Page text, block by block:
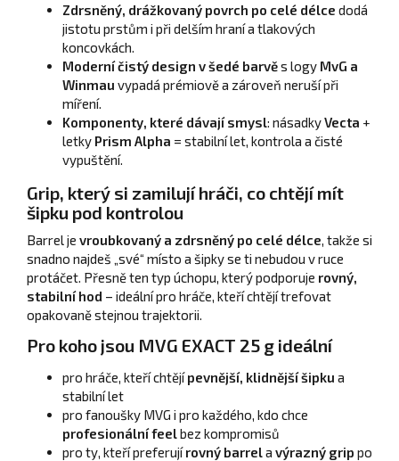
Zdrsněný, drážkovaný povrch po celé délce dodá
jistotu prstům i při delším hraní a tlakových
koncovkách.
Moderní čistý design v šedé barvěs logy MvG a
Winmau vypadá prémiově a zároveň neruší při
míření.
Komponenty, které dávají smysl: násadkyVecta +
letky Prism Alpha = stabilní let, kontrola a čisté
vypuštění.
Grip, který si zamilují hráči, co chtějí mít
šipku pod kontrolou
Barrel je vroubkovaný a zdrsněný po celé délce, takže si
snadno najdeš „své“ místo a šipky se ti nebudou v ruce
protáčet. Přesně ten typ úchopu, který podporuje rovný,
stabilní hod – ideální pro hráče, kteří chtějí trefovat
opakovaně stejnou trajektorii.
Pro koho jsou MVG EXACT 25 g ideální
pro hráče, kteří chtějípevnější, klidnější šipku a
stabilní let
pro fanoušky MVG i pro každého, kdo chce
profesionální feelbez kompromisů
pro ty, kteří preferujírovný barrela výrazný grip po